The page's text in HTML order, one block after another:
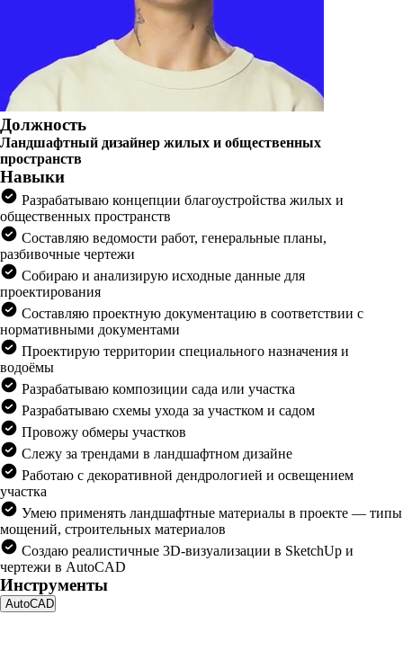
Должность
Ландшафтный дизайнер жилых и общественных
пространств
Навыки
Разрабатываю концепции благоустройства жилых и
общественных пространств
Составляю ведомости работ, генеральные планы,
разбивочные чертежи
Собираю и анализирую исходные данные для
проектирования
Составляю проектную документацию в соответствии с
нормативными документами
Проектирую территории специального назначения и
водоёмы
Разрабатываю композиции сада или участка
Разрабатываю схемы ухода за участком и садом
Провожу обмеры участков
Слежу за трендами в ландшафтном дизайне
Работаю с декоративной дендрологией и освещением
участка
Умею применять ландшафтные материалы в проекте — типы
мощений, строительных материалов
Создаю реалистичные 3D-визуализации в SketchUp и
чертежи в AutoCAD
Инструменты
AutoCAD